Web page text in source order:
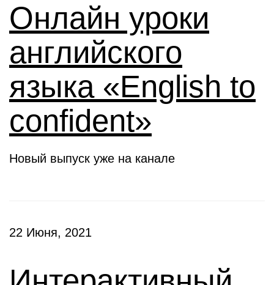
Онлайн уроки
английского
языка «English to
confident»
Новый выпуск уже на канале
22 Июня, 2021